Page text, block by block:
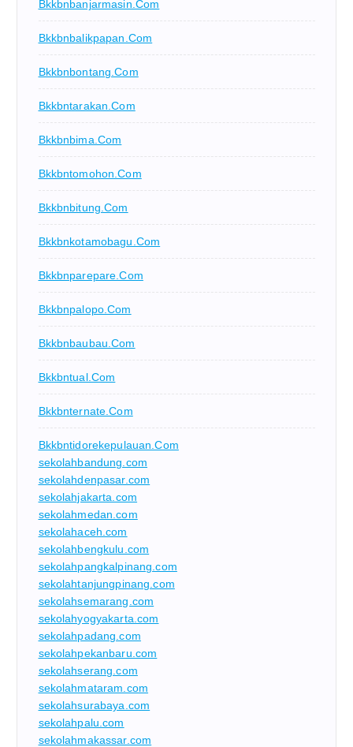
Bkkbnbanjarmasin.com
Bkkbnbalikpapan.com
Bkkbnbontang.com
Bkkbntarakan.com
Bkkbnbima.com
Bkkbntomohon.com
Bkkbnbitung.com
Bkkbnkotamobagu.com
Bkkbnparepare.com
Bkkbnpalopo.com
Bkkbnbaubau.com
Bkkbntual.com
Bkkbnternate.com
Bkkbntidorekepulauan.com
sekolahbandung.com
sekolahdenpasar.com
sekolahjakarta.com
sekolahmedan.com
sekolahaceh.com
sekolahbengkulu.com
sekolahpangkalpinang.com
sekolahtanjungpinang.com
sekolahsemarang.com
sekolahyogyakarta.com
sekolahpadang.com
sekolahpekanbaru.com
sekolahserang.com
sekolahmataram.com
sekolahsurabaya.com
sekolahpalu.com
sekolahmakassar.com